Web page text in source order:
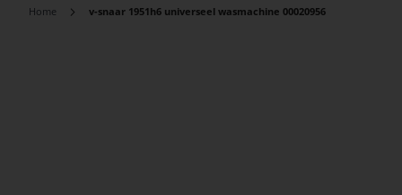
Home v-snaar 1951h6 universeel wasmachine 00020956